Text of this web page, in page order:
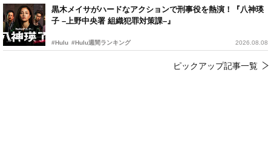
黒木メイサがハードなアクションで刑事役を熱演！『八神瑛
子 –上野中央署 組織犯罪対策課–』
#Hulu #Hulu週間ランキング 2026.08.08
ピックアップ記事一覧